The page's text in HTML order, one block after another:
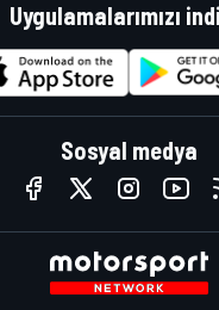
Uygulamalarımızı
Sosyal medya